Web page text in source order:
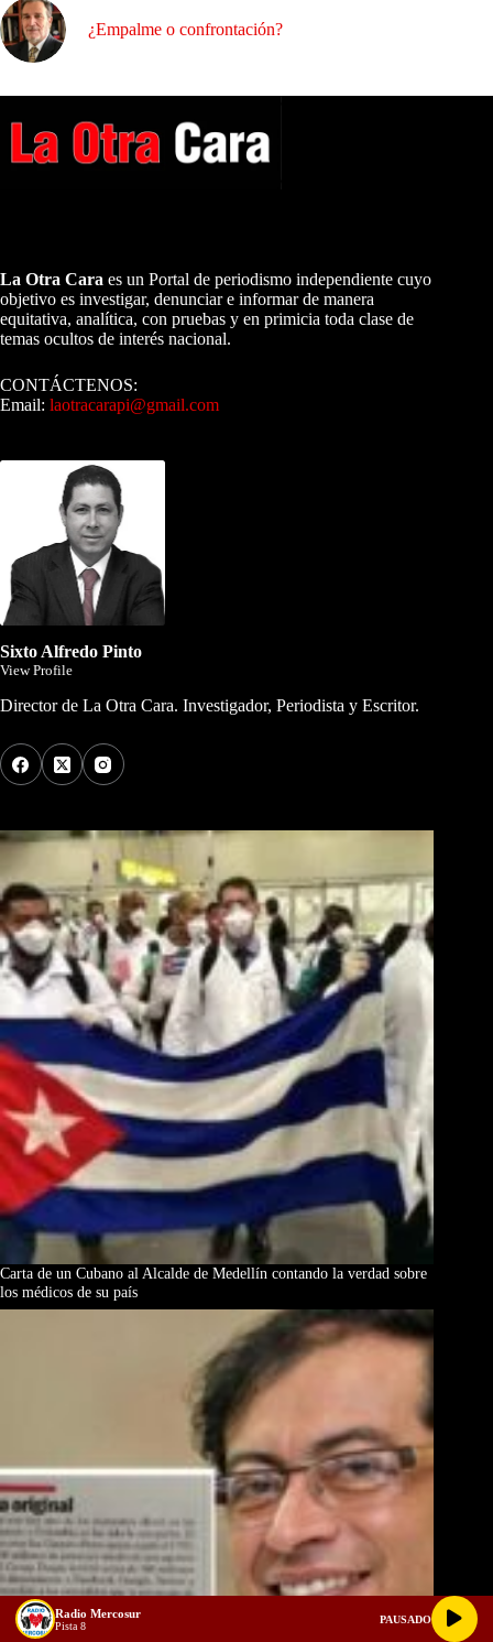
¿Empalme o confrontación?
La Otra Cara es un Portal de periodismo independiente cuyo
objetivo es investigar, denunciar e informar de manera
equitativa, analítica, con pruebas y en primicia toda clase de
temas ocultos de interés nacional.
CONTÁCTENOS:
Email: laotracarapi@gmail.com
Sixto Alfredo Pinto
View Profile
Director de La Otra Cara. Investigador, Periodista y Escritor.
Carta de un Cubano al Alcalde de Medellín contando la verdad sobre
los médicos de su país
Radio Mercosur
Pista 8
PAUSADO